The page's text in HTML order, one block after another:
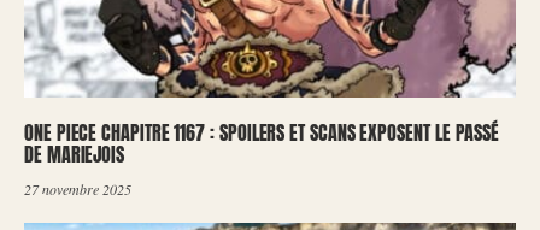
ONE PIECE CHAPITRE 1167 : SPOILERS ET SCANS EXPOSENT LE PASSÉ
DE MARIEJOIS
27 novembre 2025